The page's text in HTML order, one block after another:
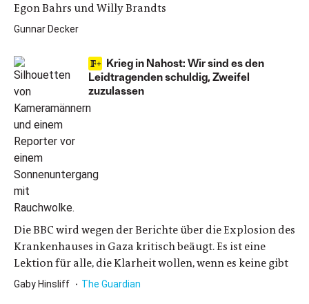
Egon Bahrs und Willy Brandts
Gunnar Decker
Krieg in Nahost: Wir sind es den
Leidtragenden schuldig, Zweifel
zuzulassen
Die BBC wird wegen der Berichte über die Explosion des
Krankenhauses in Gaza kritisch beäugt. Es ist eine
Lektion für alle, die Klarheit wollen, wenn es keine gibt
Gaby Hinsliff The Guardian